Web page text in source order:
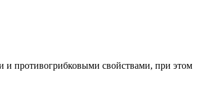
и противогрибковыми свойствами, при этом